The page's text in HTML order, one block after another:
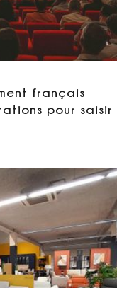
français
pour saisir